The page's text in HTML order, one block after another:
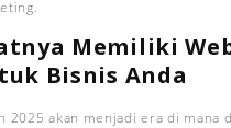
Memiliki
Bisnis Anda
2025 akan menjadi era di mana